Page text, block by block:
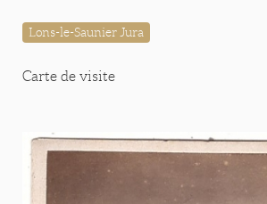
Lons-le-Saunier Jura
Carte de visite